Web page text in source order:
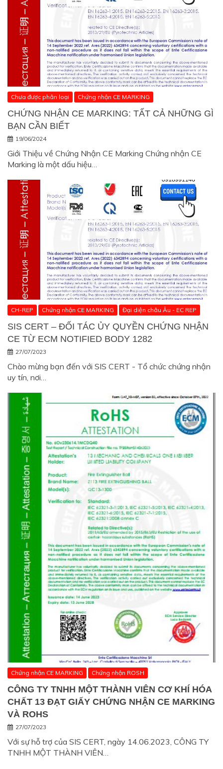
Chưa được phân loại Chứng nhận CE MARKING
CHỨNG NHẬN CE MARKING: TẤT CẢ NHỮNG GÌ
BẠN CẦN BIẾT
19/06/2024
Giới Thiệu về Chứng Nhận CE Marking Chứng nhận CE
Marking là một dấu hiệu…
CH-REP Chứng nhận CE MARKING Đại diện châu Âu - EC REP
SIS CERT – ĐỐI TÁC ỦY QUYỀN CHỨNG NHẬN
CE TỪ ECM NOTIFIED BODY 1282
27/07/2023
Chào mừng bạn đến với SIS CERT - Tổ chức chứng nhận
uy tín, nơi…
Chứng nhận CE MARKING Chứng nhận ROSH
CÔNG TY TNHH MỘT THÀNH VIÊN CƠ KHÍ HÓA
CHẤT 13 ĐẠT GIẤY CHỨNG NHẬN CE MARKING
VÀ ROHS
27/07/2023
Với sự hỗ trợ của SIS CERT, ngày 14.06.2023, CÔNG TY
TNHH MỘT THÀNH VIÊN…